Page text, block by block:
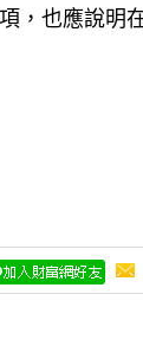
，也應說明